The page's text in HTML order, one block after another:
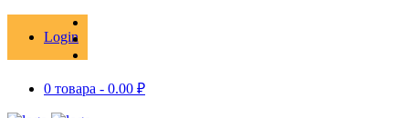
Login
0 товара - 0.00 ₽